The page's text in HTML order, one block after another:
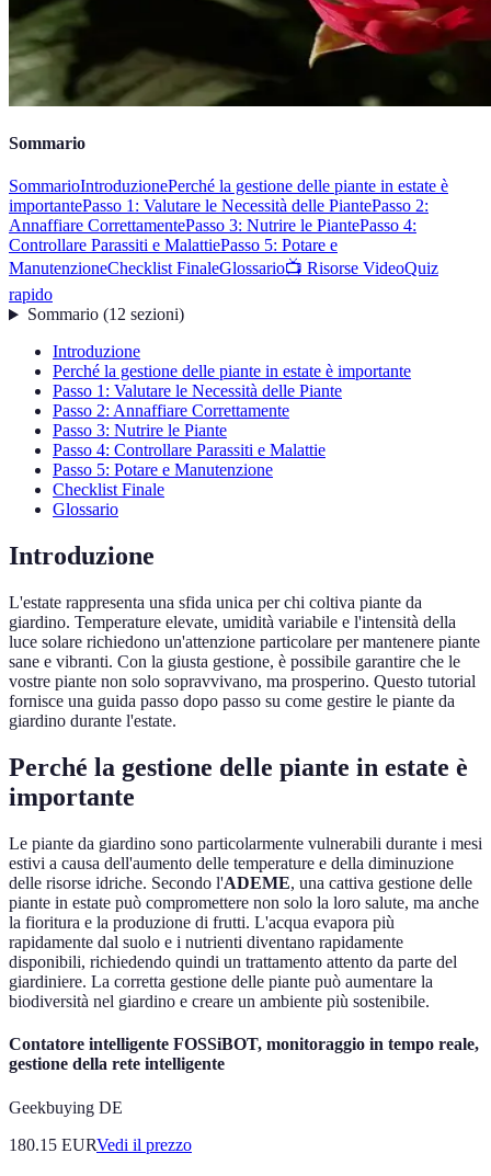
Sommario
SommarioIntroduzionePerché la gestione delle piante in estate è
importantePasso 1: Valutare le Necessità delle PiantePasso 2:
Annaffiare CorrettamentePasso 3: Nutrire le PiantePasso 4:
Controllare Parassiti e MalattiePasso 5: Potare e
ManutenzioneChecklist FinaleGlossario📺 Risorse VideoQuiz
rapido
Sommario(12 sezioni)
Introduzione
Perché la gestione delle piante in estate è importante
Passo 1: Valutare le Necessità delle Piante
Passo 2: Annaffiare Correttamente
Passo 3: Nutrire le Piante
Passo 4: Controllare Parassiti e Malattie
Passo 5: Potare e Manutenzione
Checklist Finale
Glossario
Introduzione
L'estate rappresenta una sfida unica per chi coltiva piante da
giardino. Temperature elevate, umidità variabile e l'intensità della
luce solare richiedono un'attenzione particolare per mantenere piante
sane e vibranti. Con la giusta gestione, è possibile garantire che le
vostre piante non solo sopravvivano, ma prosperino. Questo tutorial
fornisce una guida passo dopo passo su come gestire le piante da
giardino durante l'estate.
Perché la gestione delle piante in estate è
importante
Le piante da giardino sono particolarmente vulnerabili durante i mesi
estivi a causa dell'aumento delle temperature e della diminuzione
delle risorse idriche. Secondo l'ADEME, una cattiva gestione delle
piante in estate può compromettere non solo la loro salute, ma anche
la fioritura e la produzione di frutti. L'acqua evapora più
rapidamente dal suolo e i nutrienti diventano rapidamente
disponibili, richiedendo quindi un trattamento attento da parte del
giardiniere. La corretta gestione delle piante può aumentare la
biodiversità nel giardino e creare un ambiente più sostenibile.
Contatore intelligente FOSSiBOT, monitoraggio in tempo reale,
gestione della rete intelligente
Geekbuying DE
180.15 EURVedi il prezzo